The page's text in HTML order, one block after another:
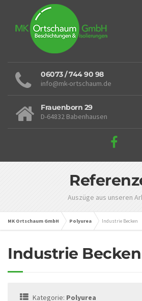
06073 / 744 90 98
info@mk-ortschaum.de
Frauenborn 29
D-64832 Babenhausen
Auszüge aus unseren
MK Ortschaum GmbH Polyurea Industrie Becken
Industrie Becken
Kategorie: Polyurea